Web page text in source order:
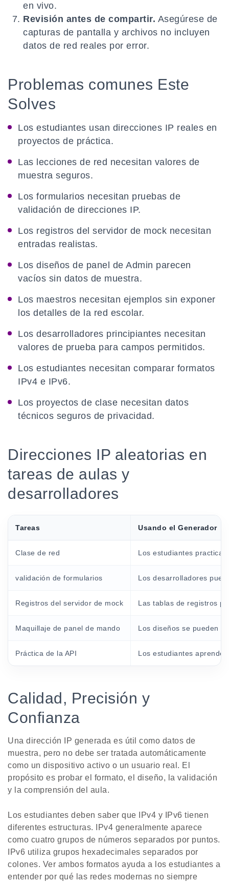
en vivo.
Revisión antes de compartir. Asegúrese de
capturas de pantalla y archivos no incluyen
datos de red reales por error.
Problemas comunes Este
Solves
Los estudiantes usan direcciones IP reales en
proyectos de práctica.
Las lecciones de red necesitan valores de
muestra seguros.
Los formularios necesitan pruebas de
validación de direcciones IP.
Los registros del servidor de mock necesitan
entradas realistas.
Los diseños de panel de Admin parecen
vacíos sin datos de muestra.
Los maestros necesitan ejemplos sin exponer
los detalles de la red escolar.
Los desarrolladores principiantes necesitan
valores de prueba para campos permitidos.
Los estudiantes necesitan comparar formatos
IPv4 e IPv6.
Los proyectos de clase necesitan datos
técnicos seguros de privacidad.
Direcciones IP aleatorias en
tareas de aulas y
desarrolladores
Tareas Usando el Generador
Clase de red Los estudiantes
validación de formularios Los desarrolladores
Registros del servidor de mock Las tablas de registros
Maquillaje de panel de mando Los diseños se pueden
Práctica de la API Los estudiantes
Calidad, Precisión y
Confianza
Una dirección IP generada es útil como datos de
muestra, pero no debe ser tratada automáticamente
como un dispositivo activo o un usuario real. El
propósito es probar el formato, el diseño, la validación
y la comprensión del aula.
Los estudiantes deben saber que IPv4 y IPv6 tienen
diferentes estructuras. IPv4 generalmente aparece
como cuatro grupos de números separados por puntos.
IPv6 utiliza grupos hexadecimales separados por
colones. Ver ambos formatos ayuda a los estudiantes a
entender por qué las redes modernas no siempre